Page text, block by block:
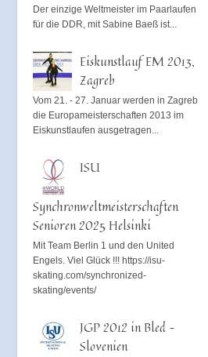
Der einzige Weltmeister im Paarlaufen
für die DDR, mit Sabine Baeß ist...
Eiskunstlauf EM 2013,
Zagreb
Vom 21. - 27. Januar werden in Zagreb
die Europameisterschaften 2013 im
Eiskunstlaufen ausgetragen...
ISU
Synchronweltmeisterschaften
Senioren 2025 Helsinki
Mit Team Berlin 1 und den United
Engels. Viel Glück !!! https://isu-
skating.com/synchronized-
skating/events/
JGP 2012 in Bled –
Slovenien